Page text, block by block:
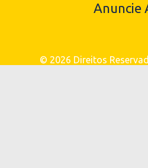
Anuncie
© 2026 Direitos